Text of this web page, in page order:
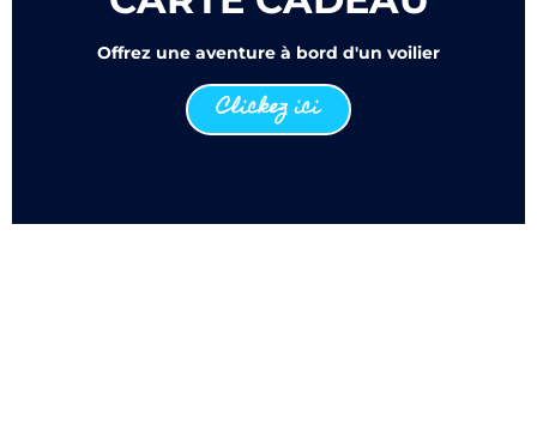
Offrez une aventure à bord d'un voilier
Clickez ici